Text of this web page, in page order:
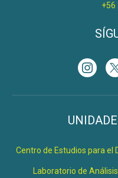
+56
Centro de Estudios para el
Laboratorio de